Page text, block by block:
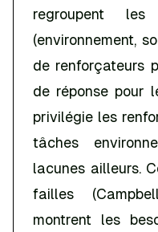
regroupent
(environnement,
de renforçateurs
de réponse pour
privilégie les
tâches
lacunes ailleurs.
failles
montrent les